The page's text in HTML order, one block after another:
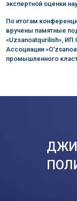
экспертной оценки
По итогам
вручены памятные
«Uzsanoatqurilish», ИП
Ассоциации
промышленного